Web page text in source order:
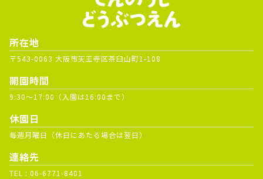
所在地
〒543-0063 大阪市天王寺区茶臼山町1-108
開園時間
9:30～17:00（入園は16:00まで）
休園日
毎週月曜日（休日にあたる場合は翌日）
連絡先
TEL : 06-6771-8401